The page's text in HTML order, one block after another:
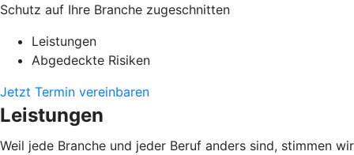
Schutz auf Ihre Branche zugeschnitten
Leistungen
Abgedeckte Risiken
Jetzt Termin vereinbaren
Leistungen
Weil jede Branche und jeder Beruf anders sind, stimmen wir